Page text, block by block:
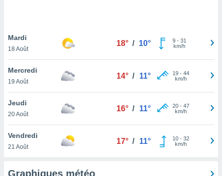
notre
que
et que
Mardi
18 Août
18° / 10° 9- 31
km/h
Mercredi
19 Août
14° / 11° 19- 44
km/h
Jeudi
20 Août
16° / 11° 20- 47
km/h
Vendredi
21 Août
17° / 11° 10- 32
km/h
Graphiques météo